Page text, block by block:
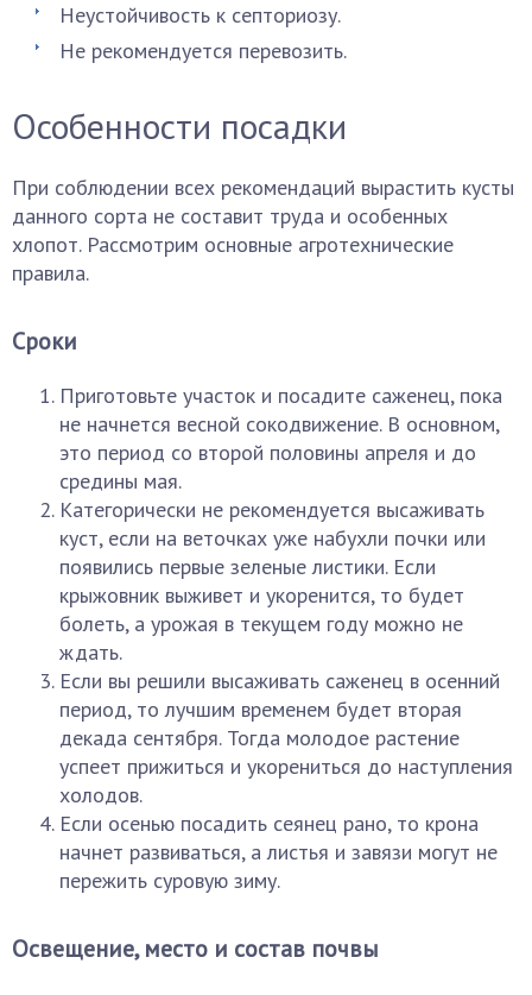
Неустойчивость к септориозу.
Не рекомендуется перевозить.
Особенности посадки
При соблюдении всех рекомендаций вырастить кусты
данного сорта не составит труда и особенных
хлопот. Рассмотрим основные агротехнические
правила.
Сроки
Приготовьте участок и посадите саженец, пока
не начнется весной сокодвижение. В основном,
это период со второй половины апреля и до
средины мая.
Категорически не рекомендуется высаживать
куст, если на веточках уже набухли почки или
появились первые зеленые листики. Если
крыжовник выживет и укоренится, то будет
болеть, а урожая в текущем году можно не
ждать.
Если вы решили высаживать саженец в осенний
период, то лучшим временем будет вторая
декада сентября. Тогда молодое растение
успеет прижиться и укорениться до наступления
холодов.
Если осенью посадить сеянец рано, то крона
начнет развиваться, а листья и завязи могут не
пережить суровую зиму.
Освещение, место и состав почвы